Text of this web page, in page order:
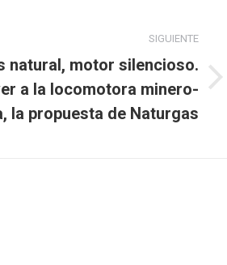
SIGUIENTE
natural, motor silencioso.
a la locomotora minero-
la propuesta de Naturgas